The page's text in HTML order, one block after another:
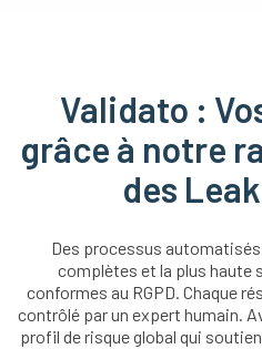
Validato :
grâce à notre
des
Des processus
complètes et la plus haute
conformes au RGPD. Chaque
contrôlé par un expert humain.
profil de risque global qui